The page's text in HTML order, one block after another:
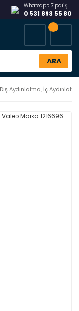
Whatsapp Sipariş
0 531 893 55 80
ARA
Dış Aydınlatma, İç